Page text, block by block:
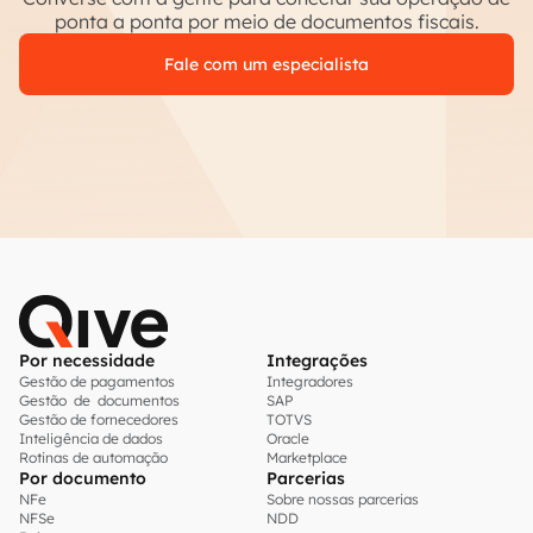
ponta a ponta por meio de documentos fiscais.
Fale com um especialista
Por necessidade
Gestão de pagamentos
Gestão de documentos
Gestão de fornecedores
Inteligência de dados
Rotinas de automação
Integrações
Integradores
SAP
TOTVS
Oracle
Marketplace
Por documento
NFe
NFSe
Parcerias
Sobre nossas parcerias
NDD